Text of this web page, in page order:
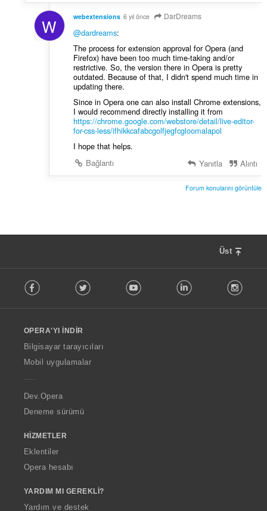
W webextensions 6 yıl önce DarDreams
@dardreams:
The process for extension approval for Opera (and
Firefox) have been too much time-taking and/or
restrictive. So, the version there in Opera is pretty
outdated. Because of that, I didn't spend much time in
updating there.
Since in Opera one can also install Chrome extensions,
I would recommend directly installing it from
https://chrome.google.com/webstore/detail/live-editor-
for-css-less/ifhikkcafabcgolfjegfcgloomalapol
I hope that helps.
Bağlantı
Yanıtla Alıntı
Forum konularını görüntüle
Üst
o
w
O
p
a
Facebook Twitter Youtube LinkedIn
OPERA'YI İNDIR
Bilgisayar tarayıcıları
Mobil uygulamalar
Dev.Opera
Deneme sürümü
HIZMETLER
Eklentiler
Opera hesabı
YARDIM MI GEREKLI?
Yardım ve destek